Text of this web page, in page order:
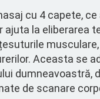
cu 4 capete,
ajuta la eliberarea
musculare,
Aceasta se
dumneavoastră,
de scanare